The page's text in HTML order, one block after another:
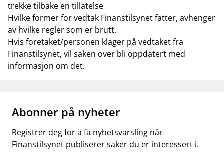
trekke tilbake en tillatelse
Hvilke former for vedtak Finanstilsynet fatter, avhenger
av hvilke regler som er brutt.
Hvis foretaket/personen klager på vedtaket fra
Finanstilsynet, vil saken over bli oppdatert med
informasjon om det.
Abonner på nyheter
Registrer deg for å få nyhetsvarsling når
Finanstilsynet publiserer saker du er interessert i.